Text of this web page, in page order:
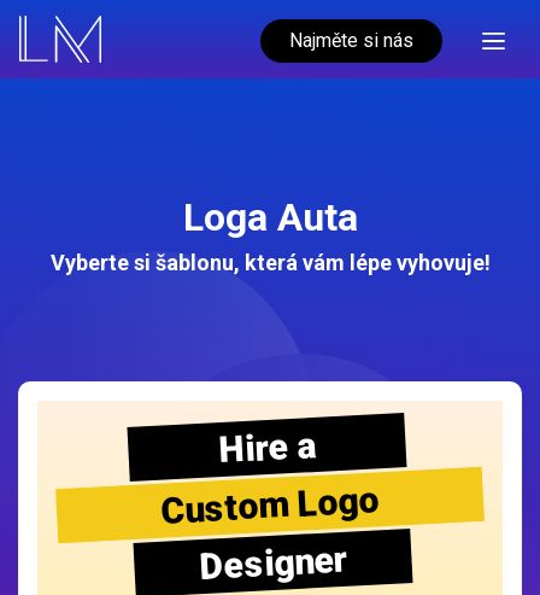
Najměte si nás
Loga Auta
Vyberte si šablonu, která vám lépe vyhovuje!
Hire a
Custom Logo
Designer